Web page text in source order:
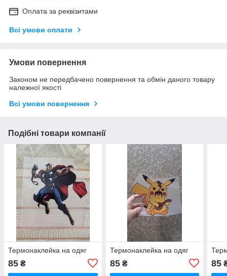
Оплата за реквізитами
Всі умови оплати
Умови повернення
Законом не передбачено повернення та обмін даного товару
належної якості
Всі умови повернення
Подібні товари компанії
Термонаклейка на одяг
85 ₴
Термонаклейка на одяг
85₴ 85